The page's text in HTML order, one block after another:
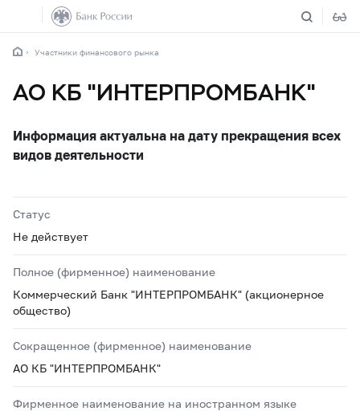
Участники финансового рынка
АО КБ "ИНТЕРПРОМБАНК"
Информация актуальна на дату прекращения всех
видов деятельности
Статус
Не действует
Полное (фирменное) наименование
Коммерческий Банк "ИНТЕРПРОМБАНК" (акционерное
общество)
Сокращенное (фирменное) наименование
АО КБ "ИНТЕРПРОМБАНК"
Фирменное наименование на иностранном языке